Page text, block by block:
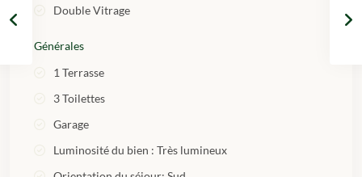
Double Vitrage
Générales
1 Terrasse
3 Toilettes
Garage
Luminosité du bien : Très lumineux